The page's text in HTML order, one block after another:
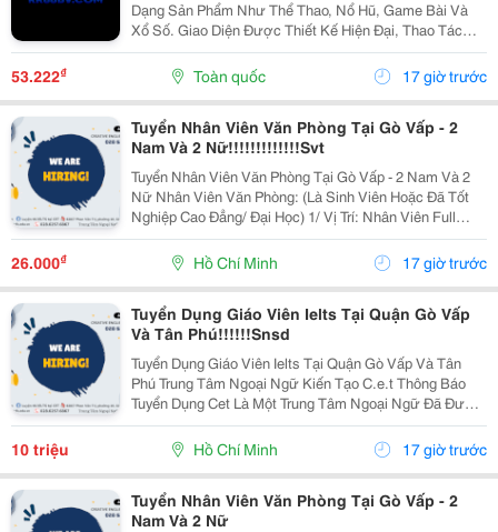
Dạng Sản Phẩm Như Thể Thao, Nổ Hũ, Game Bài Và
Xổ Số. Giao Diện Được Thiết Kế Hiện Đại, Thao Tác
Đơn Giản Và Tối Ưu Trên Nhiều Thiết Bị. Người Dùng
Có Thể Khám Phá Hệ Sinh Thái Giải Trí Đa Dạng Tại...
53.222₫ Toàn quốc 17 giờ trước
Tuyển Nhân Viên Văn Phòng Tại Gò Vấp - 2
Nam Và 2 Nữ!!!!!!!!!!!!!Svt
Tuyển Nhân Viên Văn Phòng Tại Gò Vấp - 2 Nam Và 2
Nữ Nhân Viên Văn Phòng: (Là Sinh Viên Hoặc Đã Tốt
Nghiệp Cao Đẳng/ Đại Học) 1/ Vị Trí: Nhân Viên Full
Time (2 Nam 2 Nữ) Ca Làm: 13:00 Đến 21:00 (1 Tháng
Được Nghỉ Phép 1 Ngày, Và Hưởng Các Ngày...
26.000₫ Hồ Chí Minh 17 giờ trước
Tuyển Dụng Giáo Viên Ielts Tại Quận Gò Vấp
Và Tân Phú!!!!!!Snsd
Tuyển Dụng Giáo Viên Ielts Tại Quận Gò Vấp Và Tân
Phú Trung Tâm Ngoại Ngữ Kiến Tạo C.e.t Thông Báo
Tuyển Dụng Cet Là Một Trung Tâm Ngoại Ngữ Đã Được
Thành Lập 16 Năm Chuyên Về Chương Trình Anh Văn
Học Thuật Ielts &Ndash; Toefl Ibt. Trung Tâm...
10 triệu Hồ Chí Minh 17 giờ trước
Tuyển Nhân Viên Văn Phòng Tại Gò Vấp - 2
Nam Và 2 Nữ